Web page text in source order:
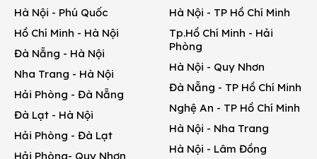
Hà Nội - Phú Quốc
Hồ Chí Minh - Hà Nội
Đà Nẵng - Hà Nội
Nha Trang - Hà Nội
Hải Phòng - Đà Nẵng
Đà Lạt - Hà Nội
Hải Phòng - Đà Lạt
Hải Phòng- Quy Nhơn
Hà Nội - TP Hồ Chí Minh
Tp.Hồ Chí Minh - Hải
Phòng
Hà Nội - Quy Nhơn
Đà Nẵng - TP Hồ Chí Minh
Nghệ An - TP Hồ Chí Minh
Hà Nội - Nha Trang
Hà Nội - Lâm Đồng